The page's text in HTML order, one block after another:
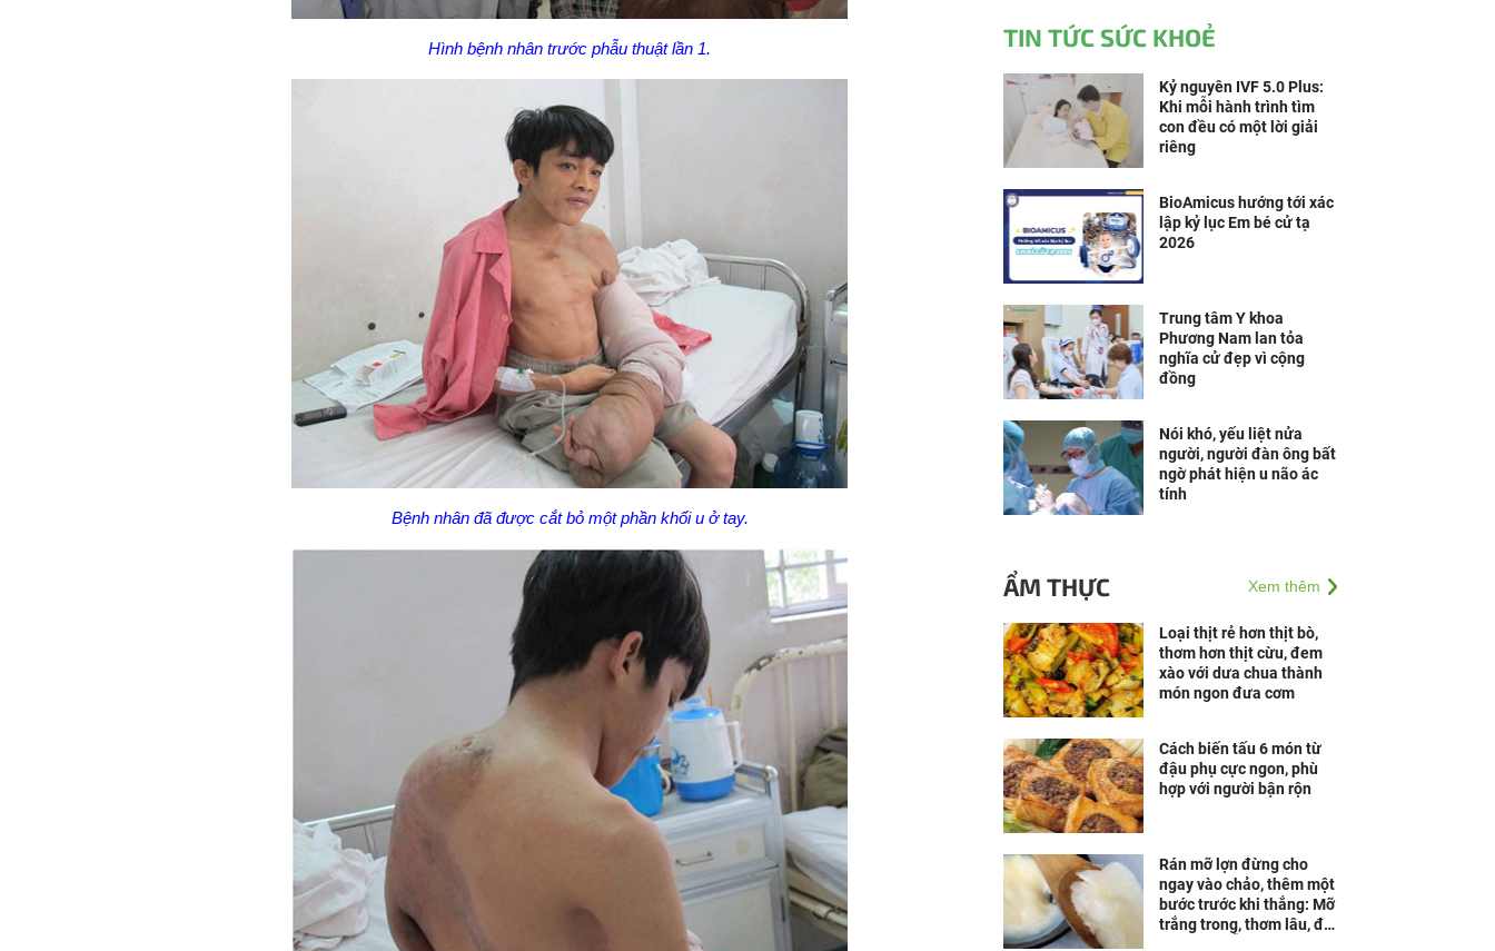
Hình bệnh nhân trước phẫu thuật lần 1.
Bệnh nhân đã được cắt bỏ một phần khối u ở tay.
TIN TỨC SỨC KHOẺ
Kỷ nguyên IVF 5.0 Plus:
Khi mỗi hành trình tìm
con đều có một lời giải
riêng
BioAmicus hướng tới xác
lập kỷ lục Em bé cử tạ
2026
Trung tâm Y khoa
Phương Nam lan tỏa
nghĩa cử đẹp vì cộng
đồng
Nói khó, yếu liệt nửa
người, người đàn ông bất
ngờ phát hiện u não ác
tính
ẨM THỰC Xem thêm
Loại thịt rẻ hơn thịt bò,
thơm hơn thịt cừu, đem
xào với dưa chua thành
món ngon đưa cơm
Cách biến tấu 6 món từ
đậu phụ cực ngon, phù
hợp với người bận rộn
Rán mỡ lợn đừng cho
ngay vào chảo, thêm một
bước trước khi thắng: Mỡ
trắng trong, thơm lâu, để